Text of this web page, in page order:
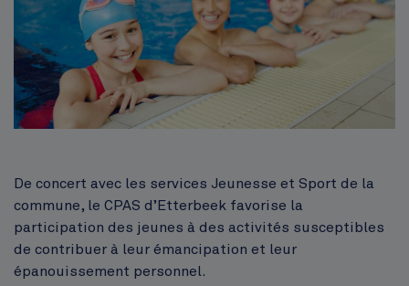
Corps
De concert avec les services Jeunesse et Sport de la
commune, le CPAS d’Etterbeek favorise la
participation des jeunes à des activités susceptibles
de contribuer à leur émancipation et leur
épanouissement personnel.